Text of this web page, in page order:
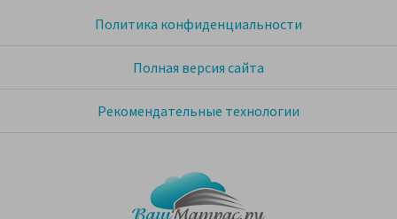
Политика конфиденциальности
Полная версия сайта
Рекомендательные технологии